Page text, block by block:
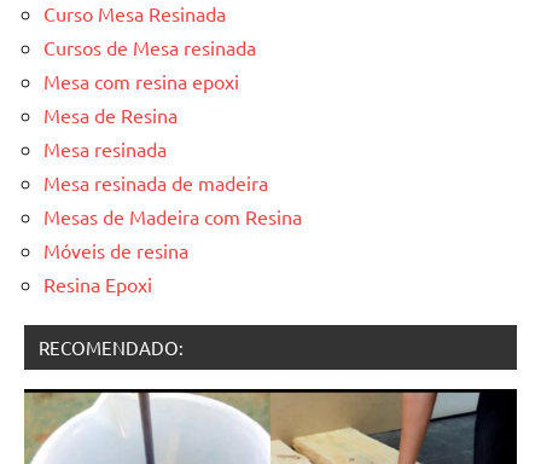
Curso Mesa Resinada
Cursos de Mesa resinada
Mesa com resina epoxi
Mesa de Resina
Mesa resinada
Mesa resinada de madeira
Mesas de Madeira com Resina
Móveis de resina
Resina Epoxi
RECOMENDADO: